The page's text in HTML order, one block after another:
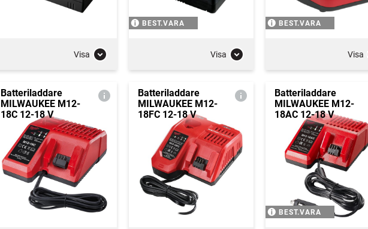
Visa
BEST.VARA
Visa
BEST.VARA
Visa
Batteriladdare
MILWAUKEE M12-
18C 12-18 V
Batteriladdare
MILWAUKEE M12-
18FC 12-18 V
Batteriladdare
MILWAUKEE M12-
18AC 12-18 V
BEST.VARA